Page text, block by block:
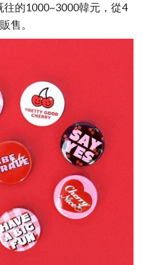
的1000~3000韓元，從4
售。